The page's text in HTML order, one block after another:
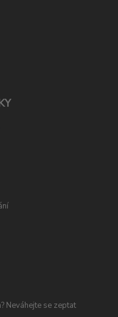
Neváhejte se zeptat